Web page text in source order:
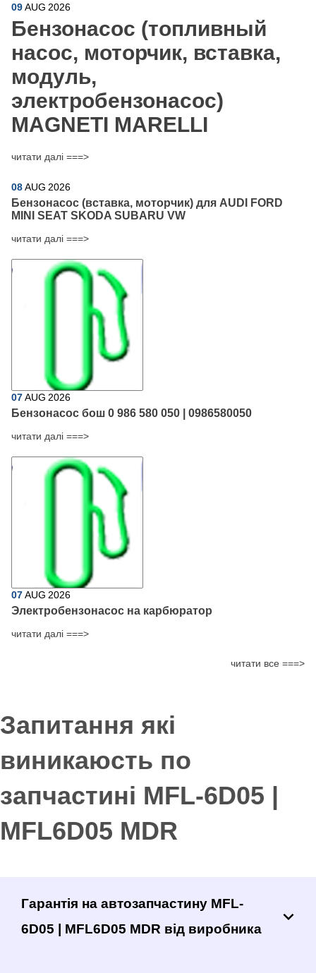
09AUG 2026
Бензонасос (топливный
насос, моторчик, вставка,
модуль,
электробензонасос)
MAGNETI MARELLI
читати далі ===>
08AUG 2026
Бензонасос (вставка, моторчик) для AUDI FORD
MINI SEAT SKODA SUBARU VW
читати далі ===>
07AUG 2026
Бензонасос бош 0 986 580 050 | 0986580050
читати далі ===>
07AUG 2026
Электробензонасос на карбюратор
читати далі ===>
читати все ===>
Запитання які
виникаюсть по
запчастині MFL-6D05 |
MFL6D05 MDR
Гарантія на автозапчастину MFL-
6D05 | MFL6D05 MDR від виробника